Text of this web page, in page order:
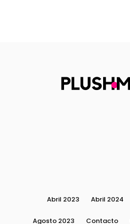
Abril 2023 Abril 2024
Agosto 2023 Contacto